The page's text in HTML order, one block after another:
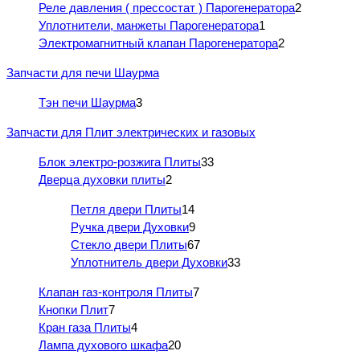
Реле давления ( прессостат ) Парогенератора2
Уплотнители, манжеты Парогенератора1
Электромагнитный клапан Парогенератора2
Запчасти для печи Шаурма
Тэн печи Шаурма3
Запчасти для Плит электрических и газовых
Блок электро-розжига Плиты33
Дверца духовки плиты2
Петля двери Плиты14
Ручка двери Духовки9
Стекло двери Плиты67
Уплотнитель двери Духовки33
Клапан газ-контроля Плиты7
Кнопки Плит7
Кран газа Плиты4
Лампа духового шкафа20